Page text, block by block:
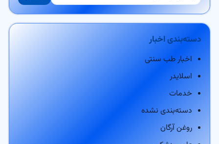
دسته‌بندی اخبار
اخبار طب سنتی
اسلایدر
خدمات
دسته‌بندی نشده
روغن آرگان